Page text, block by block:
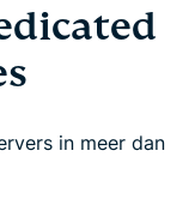
in meer dan